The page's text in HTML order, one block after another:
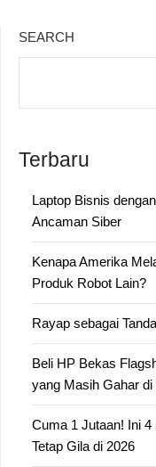
SEARCH
Terbaru
Laptop Bisnis
Ancaman Siber
Kenapa Amerika
Produk Robot Lain?
Rayap sebagai
Beli HP Bekas
yang Masih Gahar di
Cuma 1 Jutaan! Ini
Tetap Gila di 2026